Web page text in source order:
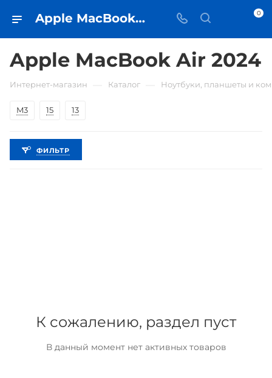
Apple MacBook Air 2024 • купить в Самаре по низкой цене - iЧехол 0
Apple MacBook Air 2024
Интернет-магазин Каталог Ноутбуки, планшеты и
M3 15 13
ФИЛЬТР
К сожалению, раздел пуст
В данный момент нет активных товаров